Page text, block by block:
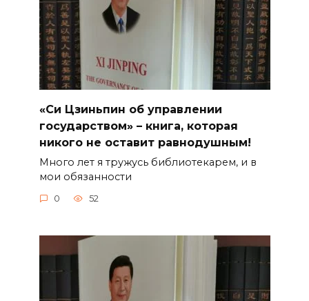
«Си Цзиньпин об управлении
государством» – книга, которая
никого не оставит равнодушным!
Много лет я тружусь библиотекарем, и в
мои обязанности
0 52